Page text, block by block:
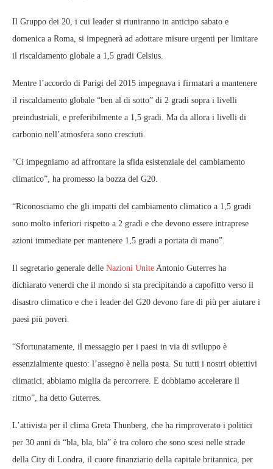
Il Gruppo dei 20, i cui leader si riuniranno in anticipo sabato e
domenica a Roma, si impegnerà ad adottare misure urgenti per limitare
il riscaldamento globale a 1,5 gradi Celsius.
Mentre l’accordo di Parigi del 2015 impegnava i firmatari a mantenere
il riscaldamento globale “ben al di sotto” di 2 gradi sopra i livelli
preindustriali, e preferibilmente a 1,5 gradi. Ma da allora i livelli di
carbonio nell’atmosfera sono cresciuti.
“Ci impegniamo ad affrontare la sfida esistenziale del cambiamento
climatico”, ha promesso la bozza del G20.
“Riconosciamo che gli impatti del cambiamento climatico a 1,5 gradi
sono molto inferiori rispetto a 2 gradi e che devono essere intraprese
azioni immediate per mantenere 1,5 gradi a portata di mano”.
Il segretario generale delle Nazioni Unite Antonio Guterres ha
dichiarato venerdì che il mondo si sta precipitando a capofitto verso il
disastro climatico e che i leader del G20 devono fare di più per aiutare i
paesi più poveri.
“Sfortunatamente, il messaggio per i paesi in via di sviluppo è
essenzialmente questo: l’assegno è nella posta. Su tutti i nostri obiettivi
climatici, abbiamo miglia da percorrere. E dobbiamo accelerare il
ritmo”, ha detto Guterres.
L’attivista per il clima Greta Thunberg, che ha rimproverato i politici
per 30 anni di “bla, bla, bla” è tra coloro che sono scesi nelle strade
della City di Londra, il cuore finanziario della capitale britannica, per